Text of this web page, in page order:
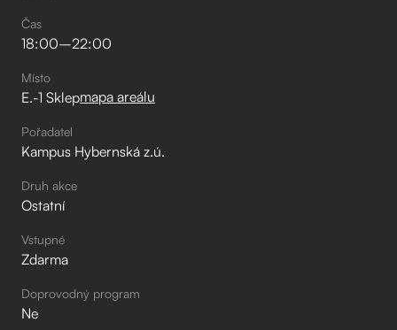
Čas
18:00–⁠22:00
Místo
E.-1 Sklepmapa areálu
Pořadatel
Kampus Hybernská z.ú.
Druh akce
Ostatní
Vstupné
Zdarma
Doprovodný program
Ne